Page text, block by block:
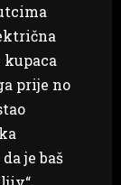
prije no
je baš